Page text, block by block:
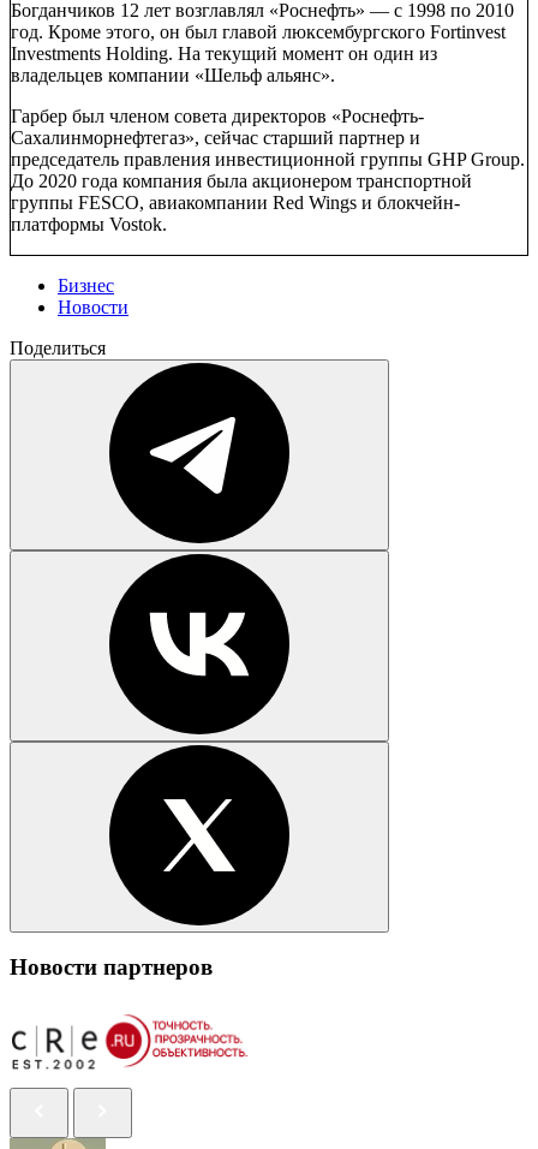
Богданчиков 12 лет возглавлял «Роснефть» — с 1998 по 2010
год. Кроме этого, он был главой люксембургского Fortinvest
Investments Holding. На текущий момент он один из
владельцев компании «Шельф альянс».
Гарбер был членом совета директоров «Роснефть-
Сахалинморнефтегаз», сейчас старший партнер и
председатель правления инвестиционной группы GHP Group.
До 2020 года компания была акционером транспортной
группы FESCO, авиакомпании Red Wings и блокчейн-
платформы Vostok.
Бизнес
Новости
Поделиться
Новости партнеров